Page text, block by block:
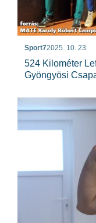
Sport72025. 10. 23.
524 Kilométer
Gyöngyösi